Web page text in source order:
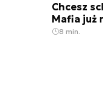
Chcesz
Mafia już
8 min.